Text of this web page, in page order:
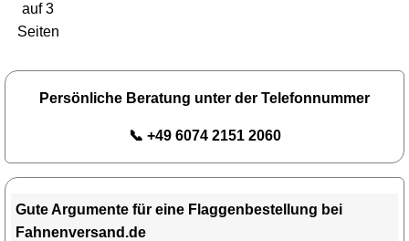
auf 3
Seiten
Persönliche Beratung unter der Telefonnummer
📞 +49 6074 2151 2060
Gute Argumente für eine Flaggenbestellung bei
Fahnenversand.de